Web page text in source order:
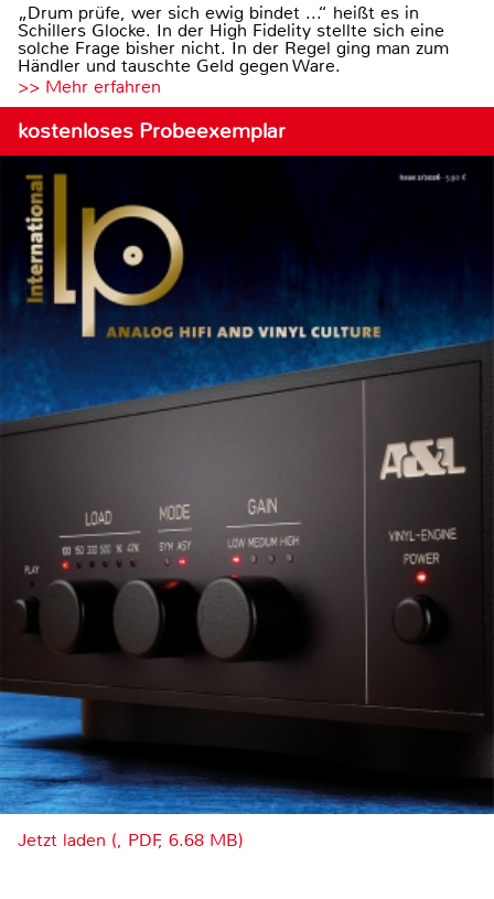
„Drum prüfe, wer sich ewig bindet ...“ heißt es in
Schillers Glocke. In der High Fidelity stellte sich eine
solche Frage bisher nicht. In der Regel ging man zum
Händler und tauschte Geld gegen Ware.
>> Mehr erfahren
kostenloses Probeexemplar
Jetzt laden (, PDF, 6.68 MB)